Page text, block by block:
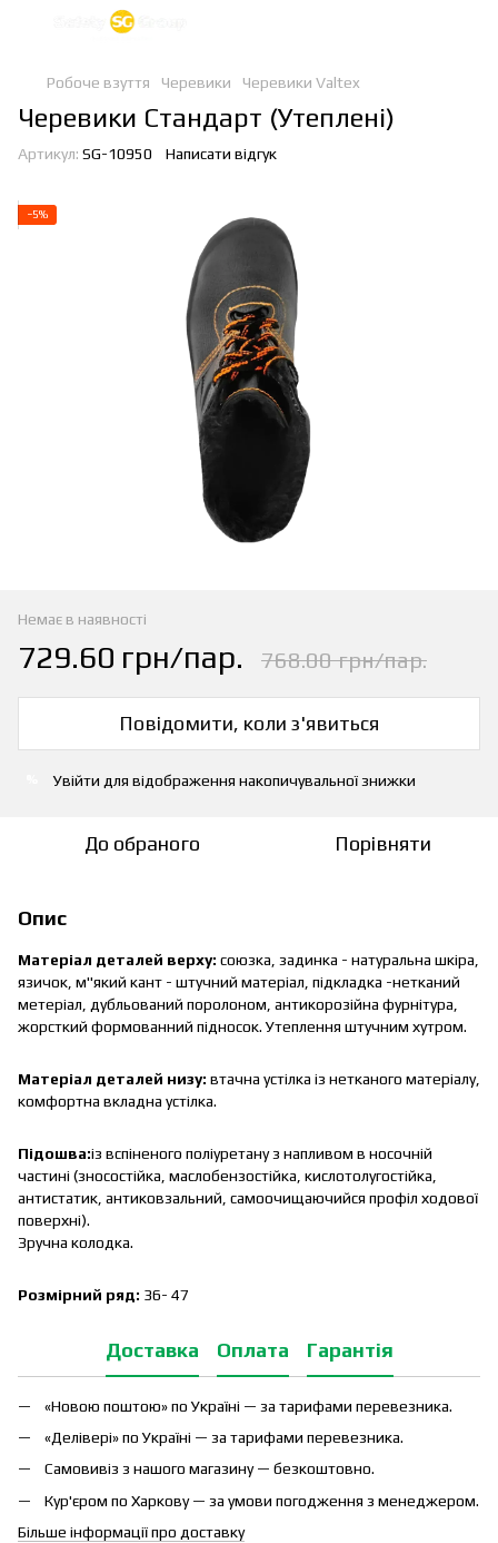
Робоче взуття Черевики Черевики Valtex
Черевики Стандарт (Утеплені)
Артикул: SG-10950 Написати відгук
−5%
Немає в наявності
729.60 грн/пар. 768.00 грн/пар.
Повідомити, коли з'явиться
Увійти для відображення накопичувальної знижки
До обраного Порівняти
Опис
Матеріал деталей верху: союзка, задинка - натуральна шкіра,
язичок, м"який кант - штучний матеріал, підкладка -нетканий
метеріал, дубльований поролоном, антикорозійна фурнітура,
жорсткий формованний підносок. Утеплення штучним хутром.
Матеріал деталей низу: втачна устілка із нетканого матеріалу,
комфортна вкладна устілка.
Підошва:із вспіненого поліуретану з напливом в носочній
частині (зносостійка, маслобензостійка, кислотолугостійка,
антистатик, антиковзальний, самоочищаючийся профіл ходової
поверхні).
Зручна колодка.
Розмірний ряд: 36- 47
Доставка Оплата Гарантія
«Новою поштою» по Україні — за тарифами перевезника.
«Делівері» по Україні — за тарифами перевезника.
Самовивіз з нашого магазину — безкоштовно.
Кур'єром по Харкову — за умови погодження з менеджером.
Більше інформації про доставку